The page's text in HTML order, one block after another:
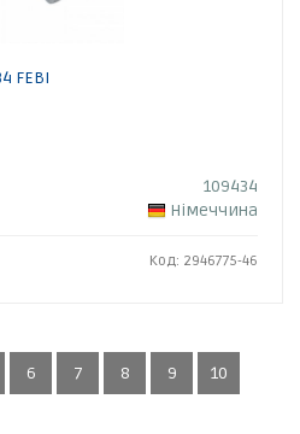
FEBI
109434
Німеччина
Код: 2946775-46
6 7 8 9 10